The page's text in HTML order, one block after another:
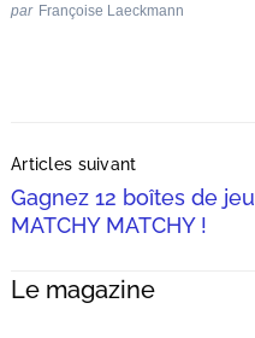
par Françoise Laeckmann
Navigation
Articles suivant
Gagnez 12 boîtes de jeu
MATCHY MATCHY !
Le magazine